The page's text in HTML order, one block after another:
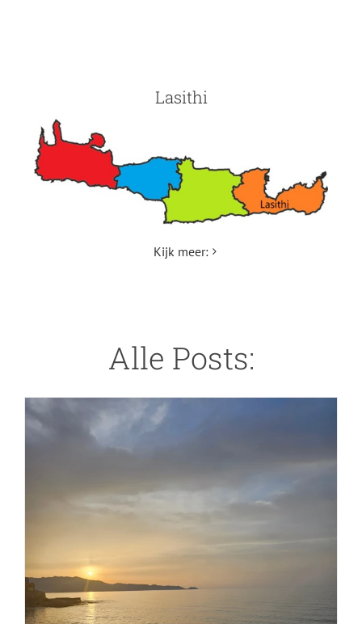
Lasithi
Kijk meer:
Alle Posts:
Heraklion Zonsondergang